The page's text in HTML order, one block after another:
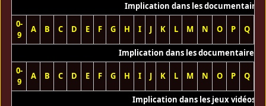
Implication dans les documentaires
0-
9
A B C D E F G H I J K L M N O P Q
Implication dans les documentaires
0-
9
A B C D E F G H I J K L M N O P Q
Implication dans les jeux vidéos